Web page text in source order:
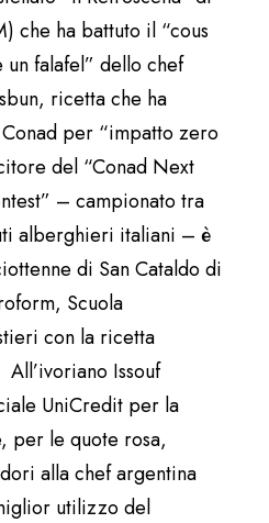
che ha battuto il “cous
un falafel” dello chef
ricetta che ha
per “impatto zero
del “Conad Next
– campionato tra
alberghieri italiani – è
di San Cataldo di
Scuola
con la ricetta
All’ivoriano Issouf
UniCredit per la
per le quote rosa,
alla chef argentina
utilizzo del